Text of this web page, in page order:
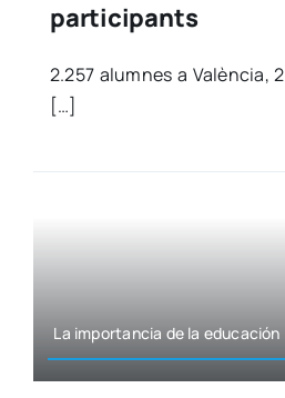
participants
2.257 alum­nes a Valèn­cia,
[…]
La impor­tan­cia de la edu­ca­ción